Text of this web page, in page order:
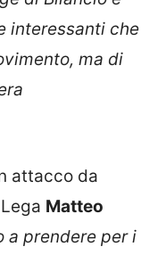
interessanti che
ma di
attacco da
Matteo
a prendere per i